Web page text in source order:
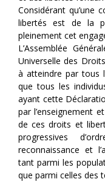
Considérant qu’une
libertés est de la
pleinement cet
L’Assemblée
Universelle des
à atteindre par tous
que tous les
ayant cette
par l’enseignement
de ces droits et
progressives
reconnaissance et
tant parmi les
que parmi celles des